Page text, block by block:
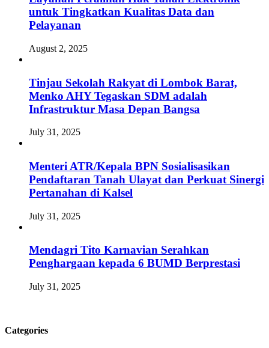
untuk Tingkatkan Kualitas Data dan
Pelayanan
August 2, 2025
Tinjau Sekolah Rakyat di Lombok Barat,
Menko AHY Tegaskan SDM adalah
Infrastruktur Masa Depan Bangsa
July 31, 2025
Menteri ATR/Kepala BPN Sosialisasikan
Pendaftaran Tanah Ulayat dan Perkuat Sinergi
Pertanahan di Kalsel
July 31, 2025
Mendagri Tito Karnavian Serahkan
Penghargaan kepada 6 BUMD Berprestasi
July 31, 2025
Categories